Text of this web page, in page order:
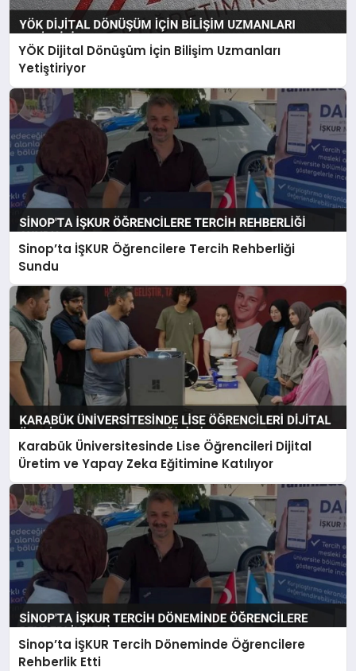
YÖK Dijital Dönüşüm İçin Bilişim Uzmanları
Yetiştiriyor
Sinop’ta İŞKUR Öğrencilere Tercih Rehberliği
Sundu
Karabük Üniversitesinde Lise Öğrencileri Dijital
Üretim ve Yapay Zeka Eğitimine Katılıyor
Sinop’ta İŞKUR Tercih Döneminde Öğrencilere
Rehberlik Etti